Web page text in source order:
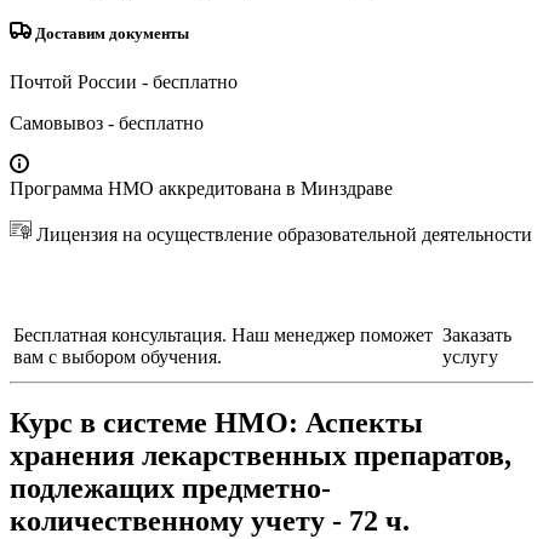
Доставим документы
Почтой России - бесплатно
Самовывоз - бесплатно
Программа НМО аккредитована в Минздраве
Лицензия на осуществление образовательной деятельности
Бесплатная консультация. Наш менеджер поможет
вам с выбором обучения.
Заказать
услугу
Курс в системе НМО: Аспекты
хранения лекарственных препаратов,
подлежащих предметно-
количественному учету - 72 ч.